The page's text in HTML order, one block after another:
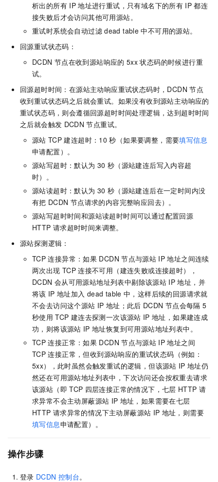
析出的所有 IP 地址进行重试，只有域名下的所有 IP 都连
接失败后才会访问其他可用源站。
重试时系统会自动过滤 dead table 中不可用的源站。
回源重试状态码：
DCDN 节点在收到源站响应的 5xx 状态码的时候进行重
试。
回源超时时间：在源站主动响应重试状态码时， DCDN 节点
收到重试状态码之后就会重试。如果没有收到源站主动响应的
重试状态码，则会遵循回源超时时间处理逻辑，达到超时时间
之后就会触发 DCDN 节点重试。
源站 TCP 建连超时：10 秒（如果要调整，需要填写信息
申请配置）。
源站写超时：默认为 30 秒（源站建连后写入内容超
时）。
源站读超时：默认为 30 秒（源站建连后在一定时间内没
有把 DCDN 节点请求的内容完整响应回去）。
源站写超时时间和源站读超时时间可以通过配置回源
HTTP 请求超时时间来调整。
源站探测逻辑：
TCP 连接异常：如果 DCDN 节点与源站 IP 地址之间连续
两次出现 TCP 连接不可用（建连失败或连接超时），
DCDN 会从可用源站地址列表中剔除该源站 IP 地址，并
将该 IP 地址加入 dead table 中，这样后续的回源请求就
不会去访问这个源站 IP 地址；此后 DCDN 节点会每隔 5
秒使用 TCP 建连去探测一次该源站 IP 地址，如果建连成
功，则将该源站 IP 地址恢复到可用源站地址列表中。
TCP 连接正常：如果 DCDN 节点与源站 IP 地址之间
TCP 连接正常，但收到源站响应的重试状态码（例如：
5xx），此时虽然会触发重试的逻辑，但该源站 IP 地址仍
然还在可用源站地址列表中，下次访问还会按权重去请求
该源站（即 TCP 四层连接正常的情况下，七层 HTTP 请
求异常不会主动屏蔽源站 IP 地址，如果需要在七层
HTTP 请求异常的情况下主动屏蔽源站 IP 地址，则需要
填写信息申请配置）。
操作步骤
登录 DCDN 控制台。